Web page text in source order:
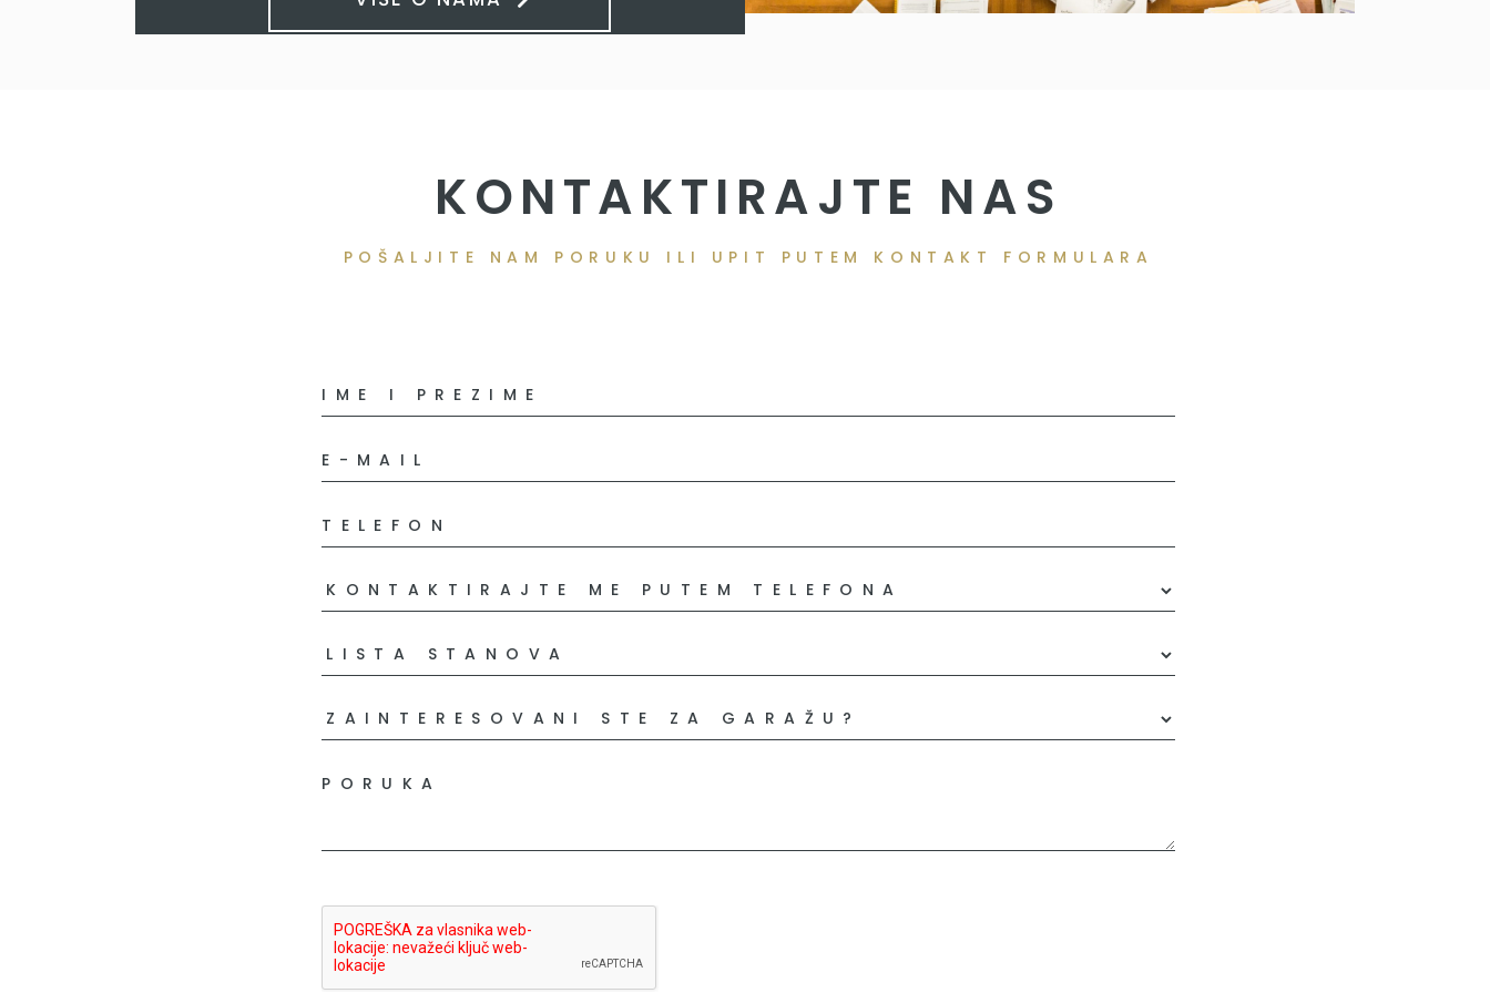
KONTAKTIRAJTE NAS
POŠALJITE NAM PORUKU ILI UPIT PUTEM KONTAKT FORMULARA